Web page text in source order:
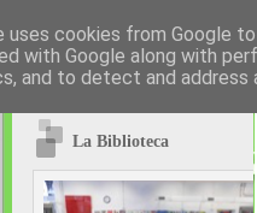
La Biblioteca
uses cookies from Google
with Google along with
and to detect and address